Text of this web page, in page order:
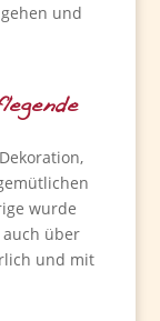
und
wurde
über
und mit